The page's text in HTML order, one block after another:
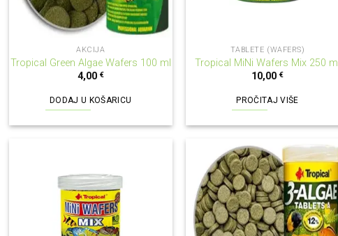
AKCIJA
Tropical Green Algae Wafers 100 ml
4,00 €
DODAJ U KOŠARICU
TABLETE (WAFERS)
Tropical MiNi Wafers Mix 250 ml
10,00 €
PROČITAJ VIŠE